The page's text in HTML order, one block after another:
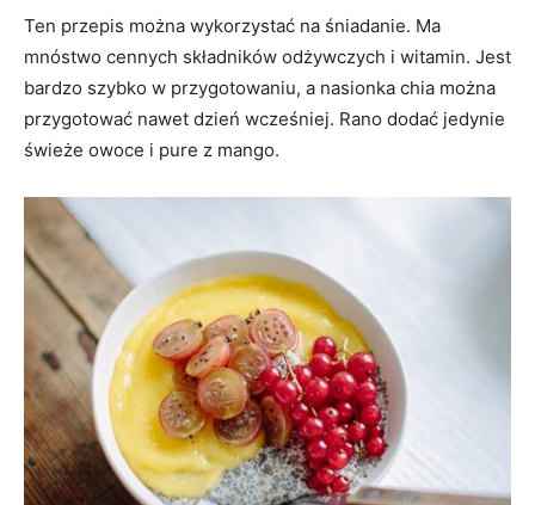
Ten przepis można wykorzystać na śniadanie. Ma
mnóstwo cennych składników odżywczych i witamin. Jest
bardzo szybko w przygotowaniu, a nasionka chia można
przygotować nawet dzień wcześniej. Rano dodać jedynie
świeże owoce i pure z mango.